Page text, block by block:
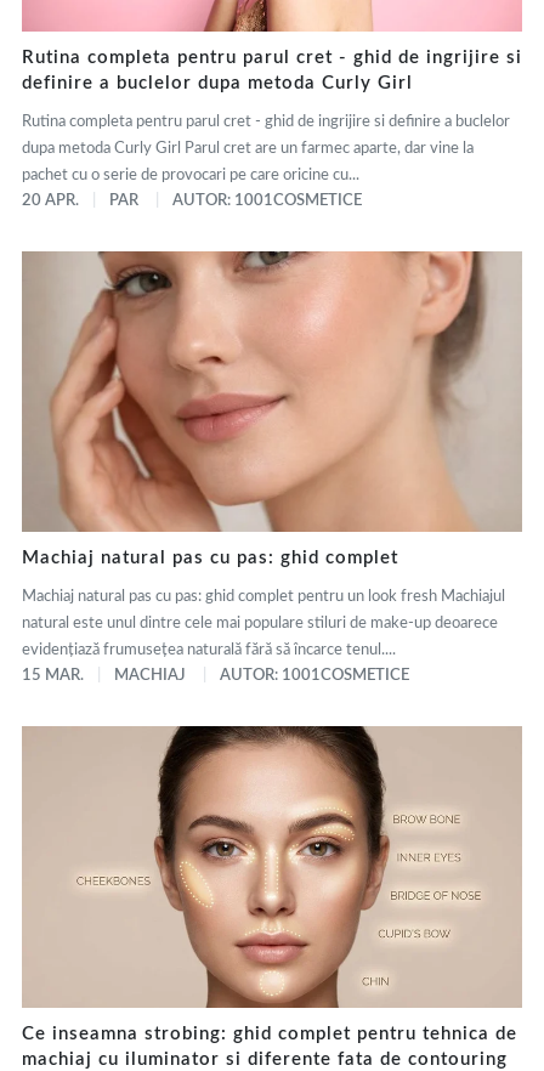
Rutina completa pentru parul cret - ghid de ingrijire si
definire a buclelor dupa metoda Curly Girl
Rutina completa pentru parul cret - ghid de ingrijire si definire a buclelor
dupa metoda Curly Girl Parul cret are un farmec aparte, dar vine la
pachet cu o serie de provocari pe care oricine cu...
20 APR.
PAR AUTOR: 1001COSMETICE
Machiaj natural pas cu pas: ghid complet
Machiaj natural pas cu pas: ghid complet pentru un look fresh Machiajul
natural este unul dintre cele mai populare stiluri de make-up deoarece
evidențiază frumusețea naturală fără să încarce tenul....
15 MAR.
MACHIAJ AUTOR: 1001COSMETICE
Ce inseamna strobing: ghid complet pentru tehnica de
machiaj cu iluminator si diferente fata de contouring